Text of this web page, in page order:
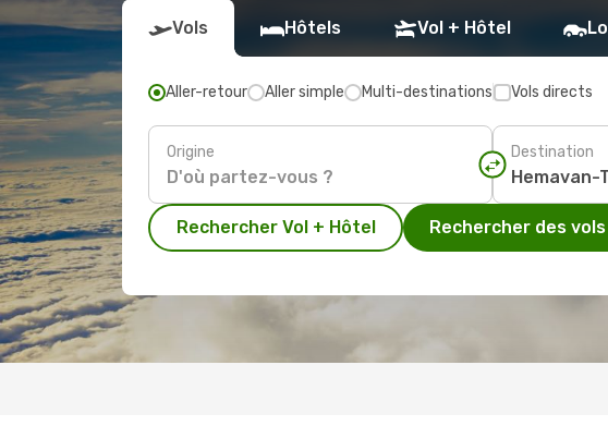
Vols Hôtels Vol + Hôtel
Aller-retour Aller simple Multi-destinations Vols directs
Origine Destination
Rechercher Vol + Hôtel Rechercher des vols